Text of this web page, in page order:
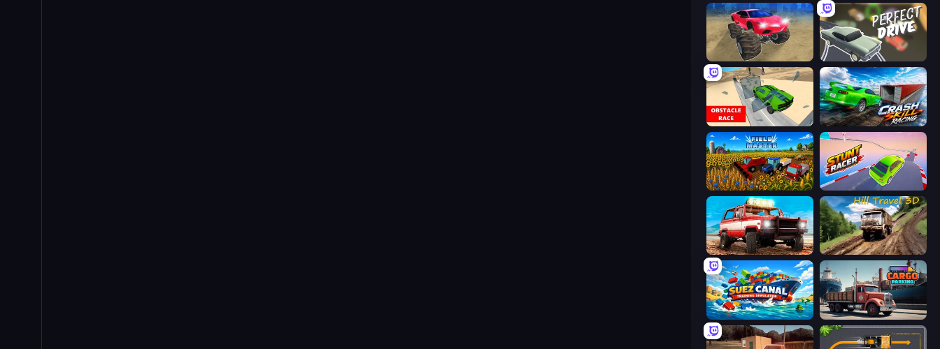
Perfect Drive
Obstacle Race: Destroying Simulator! Crash Skill Racing
Field Master Stunt Racer
Offroad Masters Challenge Hill Travel 3D
Suez Canal Training Simulator Cargo Truck Parking